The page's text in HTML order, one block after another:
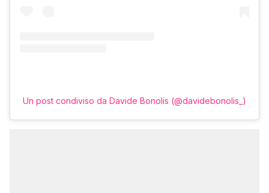
Un post condiviso da Davide Bonolis (@davidebonolis_)